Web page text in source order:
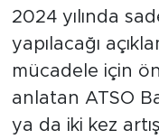
2024 yılında
yapılacağı
mücadele için
anlatan ATSO
ya da iki kez